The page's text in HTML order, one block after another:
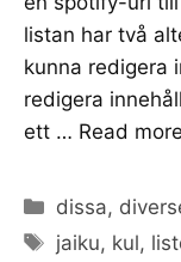
listan har två
kunna redigera
redigera
ett … Read more
Categories
dissa,
Tags
jaiku, kul,